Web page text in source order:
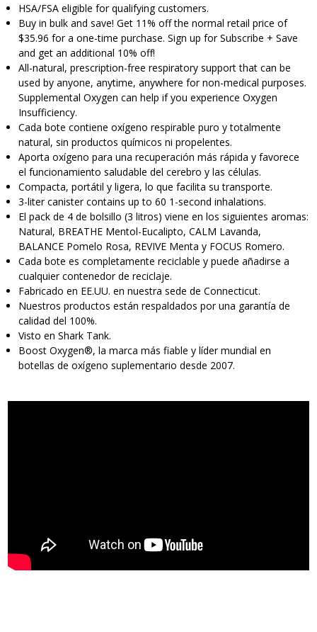
HSA/FSA eligible for qualifying customers.
Buy in bulk and save! Get 11% off the normal retail price of
$35.96 for a one-time purchase. Sign up for Subscribe + Save
and get an additional 10% off!
All-natural, prescription-free respiratory support that can be
used by anyone, anytime, anywhere for non-medical purposes.
Supplemental Oxygen can help if you experience Oxygen
Insufficiency.
Cada bote contiene oxígeno respirable puro y totalmente
natural, sin productos químicos ni propelentes.
Aporta oxígeno para una recuperación más rápida y favorece
el funcionamiento saludable del cerebro y las células.
Compacta, portátil y ligera, lo que facilita su transporte.
3-liter canister contains up to 60 1-second inhalations.
El pack de 4 de bolsillo (3 litros) viene en los siguientes aromas:
Natural, BREATHE Mentol-Eucalipto, CALM Lavanda,
BALANCE Pomelo Rosa, REVIVE Menta y FOCUS Romero.
Cada bote es completamente reciclable y puede añadirse a
cualquier contenedor de reciclaje.
Fabricado en EE.UU. en nuestra sede de Connecticut.
Nuestros productos están respaldados por una garantía de
calidad del 100%.
Visto en Shark Tank.
Boost Oxygen®, la marca más fiable y líder mundial en
botellas de oxígeno suplementario desde 2007.